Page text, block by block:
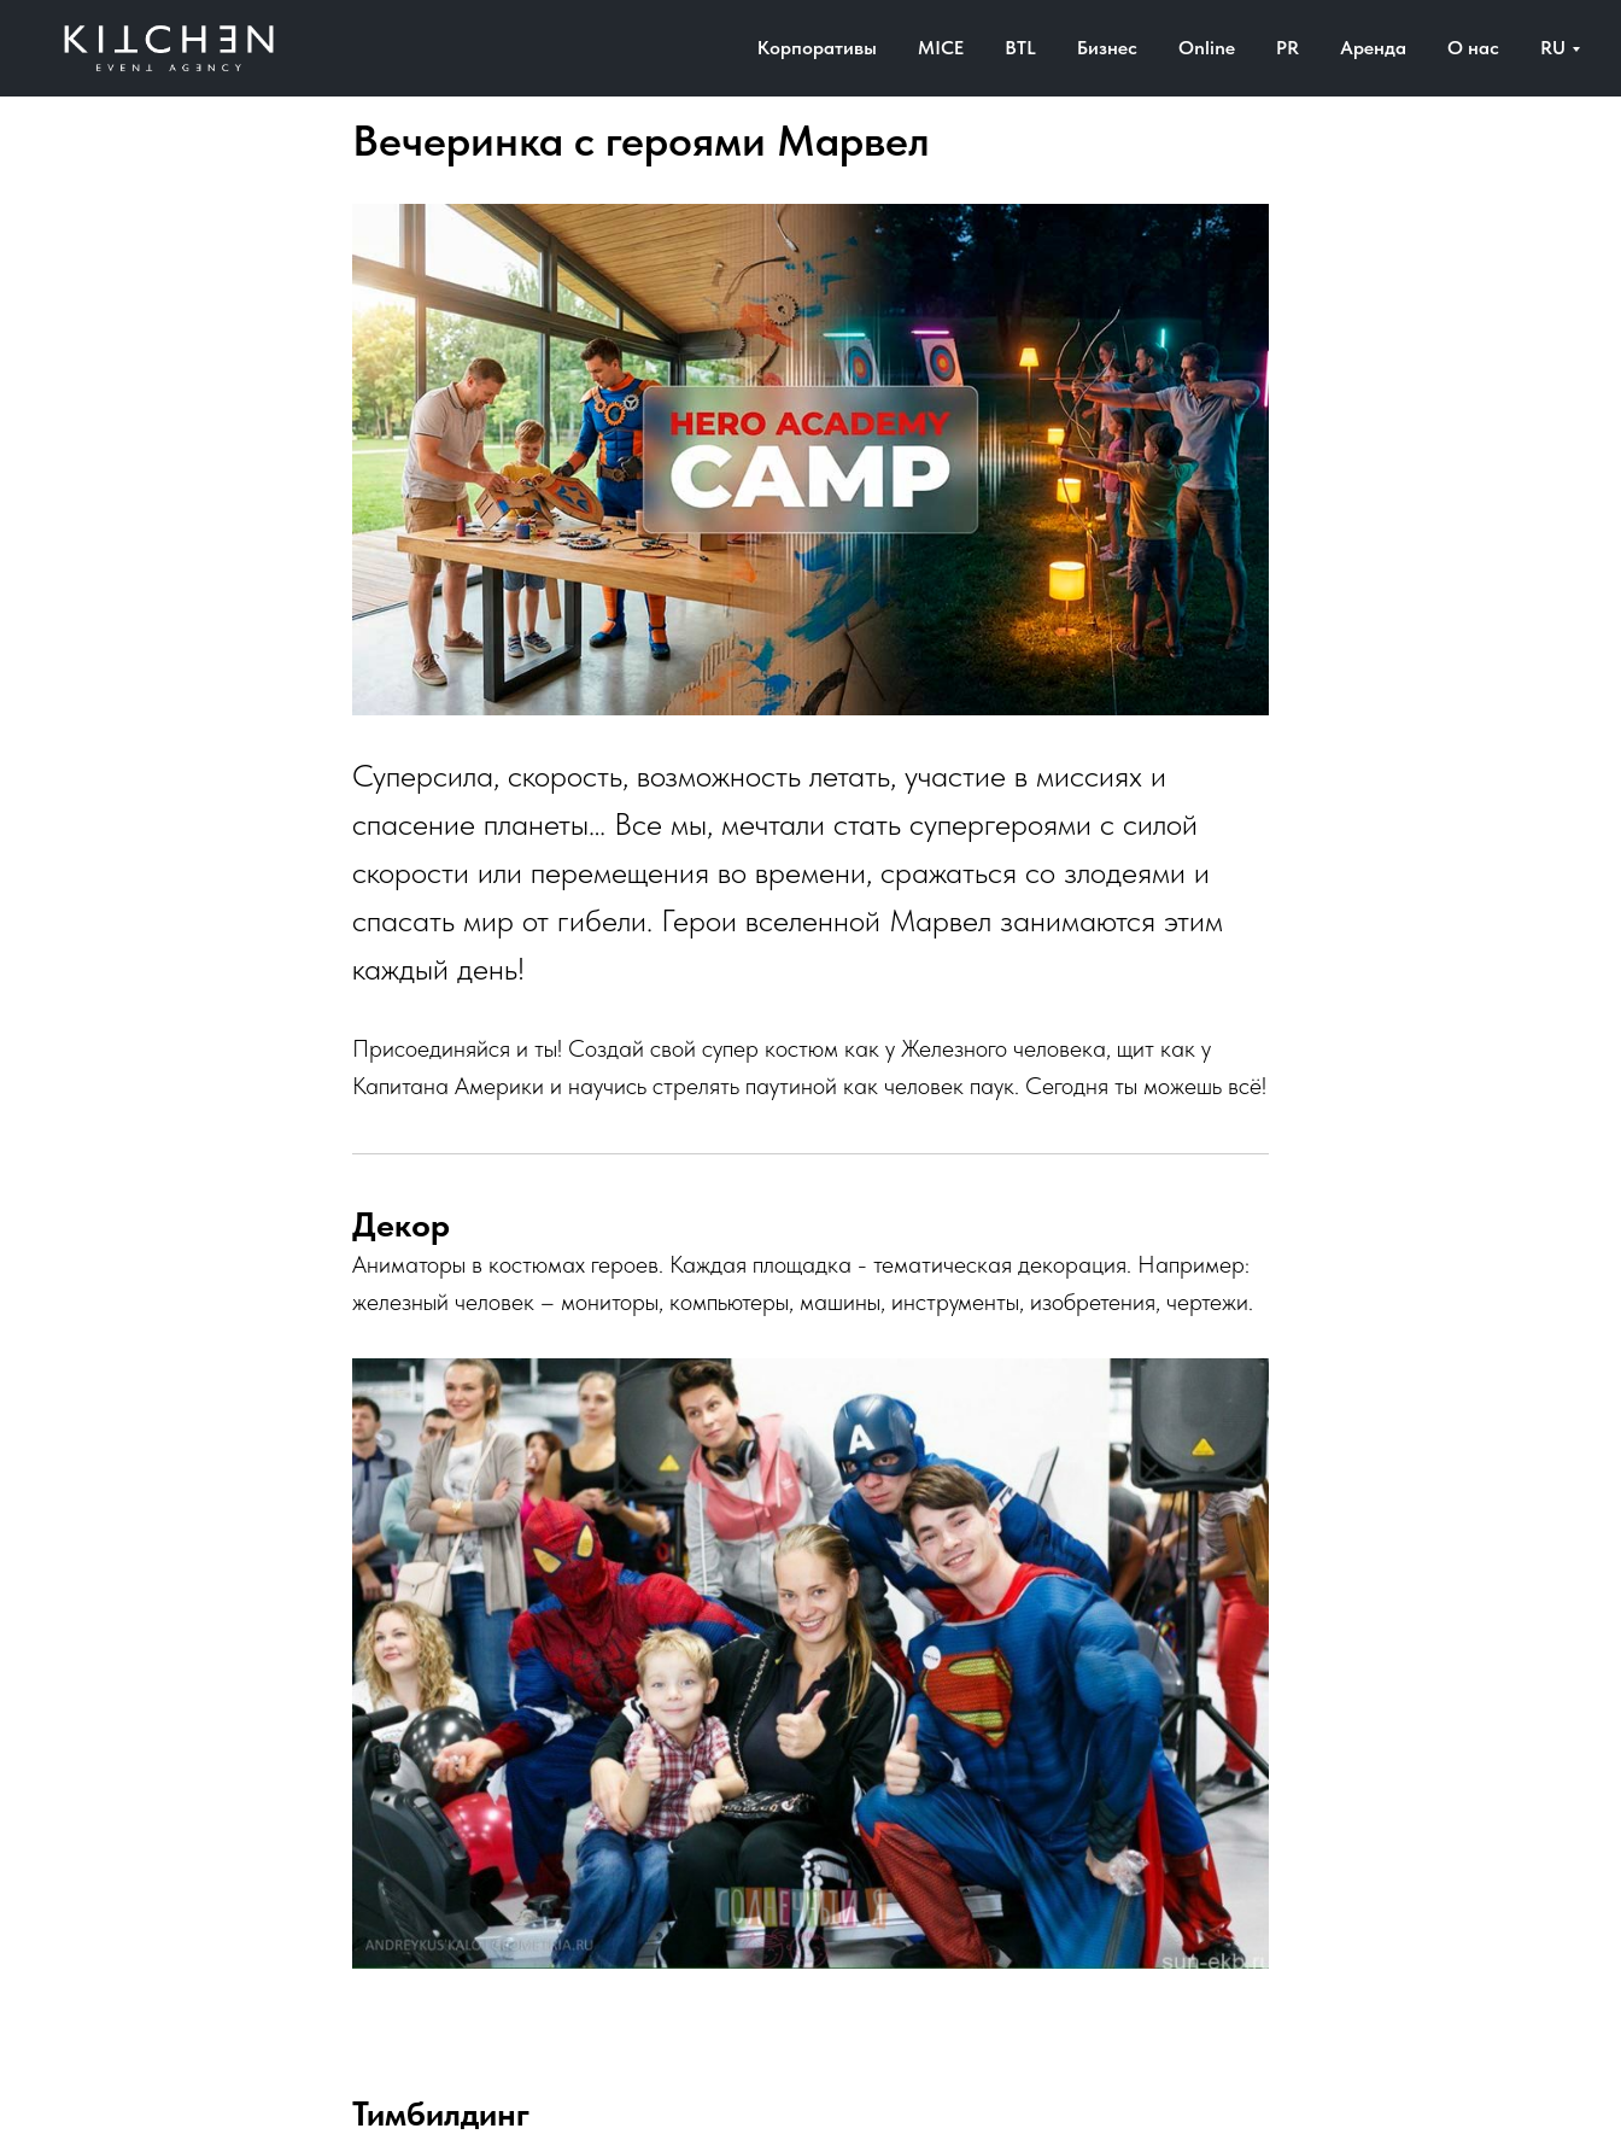
Корпоративы MICE BTL Бизнес Online PR Аренда О нас RU
Вечеринка с героями Марвел
Суперсила, скорость, возможность летать, участие в миссиях и
спасение планеты… Все мы, мечтали стать супергероями с силой
скорости или перемещения во времени, сражаться со злодеями и
спасать мир от гибели. Герои вселенной Марвел занимаются этим
каждый день!
Присоединяйся и ты! Создай свой супер костюм как у Железного человека, щит как у
Капитана Америки и научись стрелять паутиной как человек паук. Сегодня ты можешь всё!
Декор
Аниматоры в костюмах героев. Каждая площадка - тематическая декорация. Например:
железный человек – мониторы, компьютеры, машины, инструменты, изобретения, чертежи.
Тимбилдинг